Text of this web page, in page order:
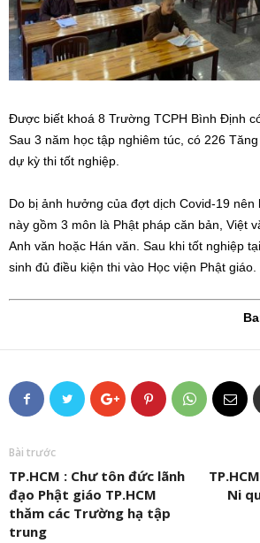
Được biết khoá 8 Trường TCPH Bình Định
Sau 3 năm học tập nghiêm túc, có 226
dự kỳ thi tốt nghiệp.
Do bị ảnh hưởng của đợt dịch Covid-19 nên
này gồm 3 môn là Phật pháp căn bản, Việt
Anh văn hoặc Hán văn. Sau khi tốt nghiệp
sinh đủ điều kiện thi vào Học viện Phật giáo.
Bài trước
TP.HCM : Chư tôn đức lãnh
đạo Phật giáo TP.HCM
thăm các Trường hạ tập
trung
Ni